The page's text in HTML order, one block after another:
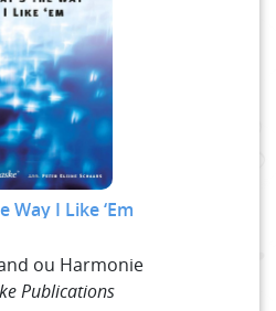
Way I Like ‘Em
ou Harmonie
Publications